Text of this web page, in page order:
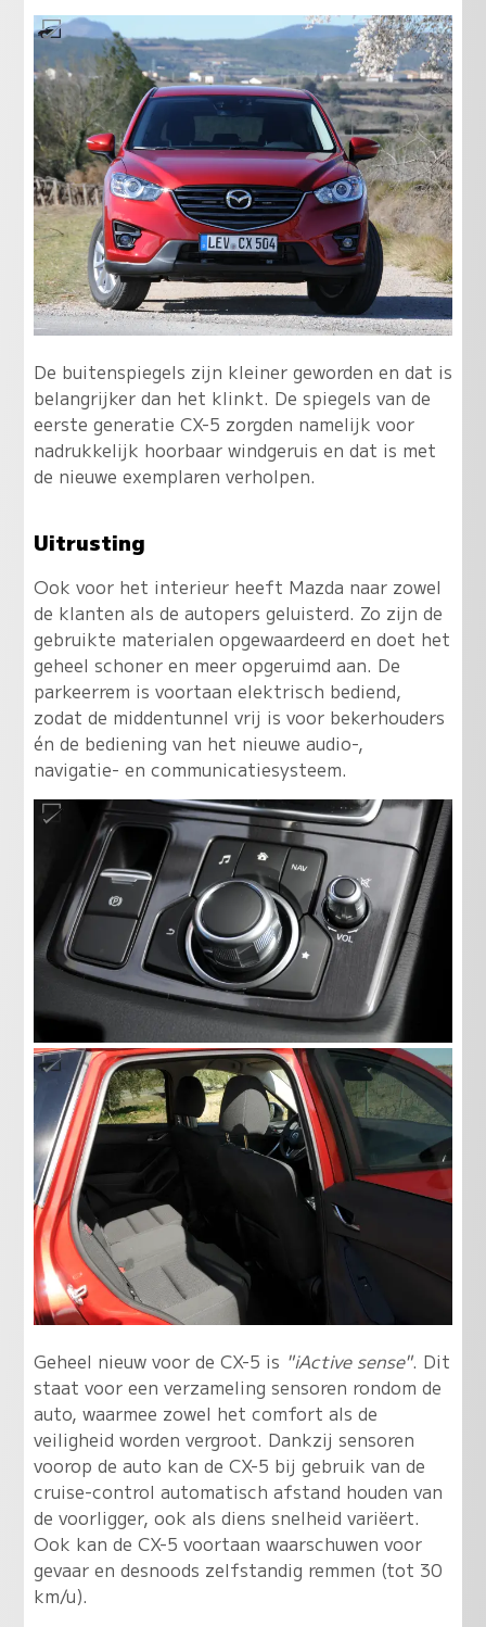
De buitenspiegels zijn kleiner geworden en dat is
belangrijker dan het klinkt. De spiegels van de
eerste generatie CX-5 zorgden namelijk voor
nadrukkelijk hoorbaar windgeruis en dat is met
de nieuwe exemplaren verholpen.
Uitrusting
Ook voor het interieur heeft Mazda naar zowel
de klanten als de autopers geluisterd. Zo zijn de
gebruikte materialen opgewaardeerd en doet het
geheel schoner en meer opgeruimd aan. De
parkeerrem is voortaan elektrisch bediend,
zodat de middentunnel vrij is voor bekerhouders
én de bediening van het nieuwe audio-,
navigatie- en communicatiesysteem.
Geheel nieuw voor de CX-5 is "iActive sense". Dit
staat voor een verzameling sensoren rondom de
auto, waarmee zowel het comfort als de
veiligheid worden vergroot. Dankzij sensoren
voorop de auto kan de CX-5 bij gebruik van de
cruise-control automatisch afstand houden van
de voorligger, ook als diens snelheid variëert.
Ook kan de CX-5 voortaan waarschuwen voor
gevaar en desnoods zelfstandig remmen (tot 30
km/u).